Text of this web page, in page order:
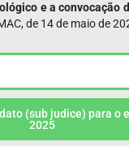
e a
de 14 de maio de
(sub judice) para
2025